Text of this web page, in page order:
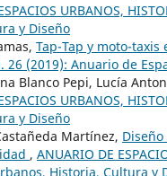
URBANOS,
y Diseño
Tap-Tap y moto-taxis
26 (2019): Anuario de
Blanco Pepi, Lucía
URBANOS,
y Diseño
Martínez,
, ANUARIO DE
Historia, Cultura y